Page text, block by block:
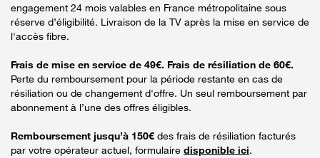
engagement 24 mois valables en France métropolitaine sous
réserve d’éligibilité. Livraison de la TV après la mise en service de
l'accès fibre.
Frais de mise en service de 49€. Frais de résiliation de 60€.
Perte du remboursement pour la période restante en cas de
résiliation ou de changement d'offre. Un seul remboursement par
abonnement à l’une des offres éligibles.
Remboursement jusqu’à 150€ des frais de résiliation facturés
par votre opérateur actuel, formulaire disponible ici.